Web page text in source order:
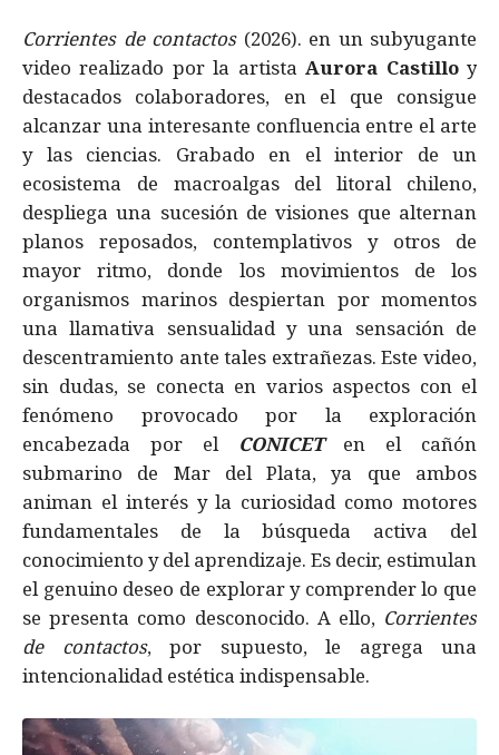
Corrientes de contactos(2026). en un subyugante
video realizado por la artistaAurora Castilloy
destacados colaboradores, en el que consigue
alcanzar una interesante confluencia entre el arte
y las ciencias. Grabado en el interior de un
ecosistema de macroalgas del litoral chileno,
despliega una sucesión de visiones que alternan
planos reposados, contemplativos y otros de
mayor ritmo, donde los movimientos de los
organismos marinos despiertan por momentos
una llamativa sensualidad y una sensación de
descentramiento ante tales extrañezas. Este video,
sin dudas, se conecta en varios aspectos con el
fenómeno provocado por la exploración
encabezada por elCONICETen el cañón
submarino de Mar del Plata, ya que ambos
animan el interés y la curiosidad como motores
fundamentales de la búsqueda activa del
conocimiento y del aprendizaje. Es decir, estimulan
el genuino deseo de explorar y comprender lo que
se presenta como desconocido. A ello, Corrientes
de contactos, por supuesto, le agrega una
intencionalidad estética indispensable.